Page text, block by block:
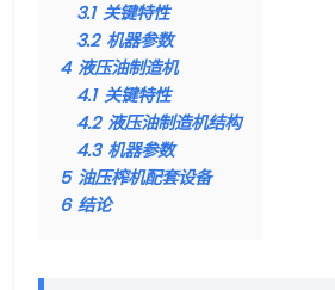
3.1 关键特性
3.2 机器参数
4 液压油制造机
4.1 关键特性
4.2 液压油制造机结构
4.3 机器参数
5 油压榨机配套设备
6 结论